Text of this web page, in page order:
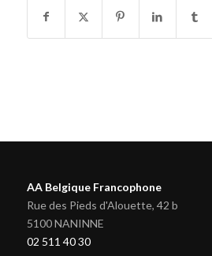
AA Belgique Francophone
Rue des Pieds d'Alouette, 42 b
5100 NANINNE
02 511 40 30